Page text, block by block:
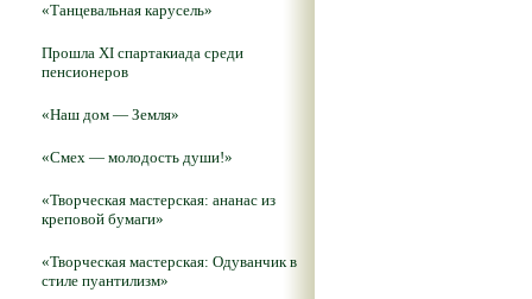
«Танцевальная карусель»
Прошла XI спартакиада среди
пенсионеров
«Наш дом — Земля»
«Смех — молодость души!»
«Творческая мастерская: ананас из
креповой бумаги»
«Творческая мастерская: Одуванчик в
стиле пуантилизм»